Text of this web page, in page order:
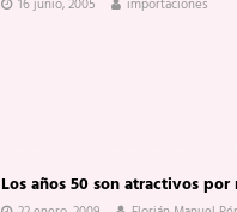
16 junio, 2005 importaciones
Los años 50 son atractivos por